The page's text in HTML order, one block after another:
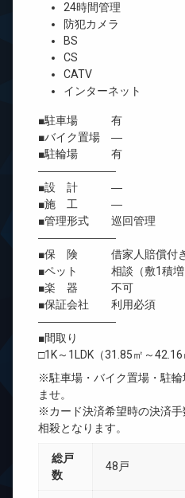
24時間管理
防犯カメラ
BS
CS
CATV
インターネット
■駐車場 有
■バイク置場 ―
■駐輪場 有
―――――――
■設 計 ―
■施 工 ―
■管理形式 巡回管理
―――――――
■保 険 借家人賠償付き
■ペット 相談（敷1積増
■楽 器 不可
■保証会社 利用必須
―――――――
■間取り
□1K～1LDK（31.85㎡～42.16
※駐車場・バイク置場・駐
ませ。
※カード決済希望時の決済手
相殺となります。
総戸
数
48戸